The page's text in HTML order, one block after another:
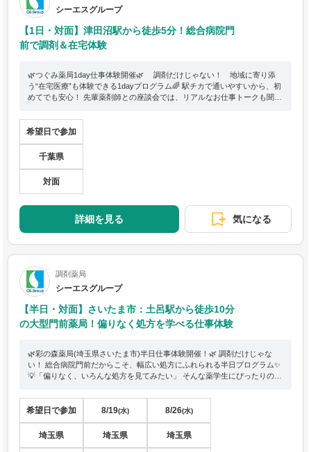
シーエスグループ
【1日・対面】津田沼駅から徒歩5分！総合病院門
前で調剤＆在宅体験
🌿つぐみ薬局1day仕事体験開催🌿 調剤だけじゃない！ 地域に寄り添
う“在宅医療”も体験できる1dayプログラム🌈 駅チカで通いやすいから、初
めてでも安心！ 先輩薬剤師との座談会では、リアルなお仕事トークも聞け
なる場合があります。）
希望日で参加
千葉県
対面
詳細を見る 気になる
調剤薬局
シーエスグループ
【半日・対面】さいたま市：土呂駅から徒歩10分
の大型門前薬局！偏りなく処方を学べる仕事体験
🌿彩の森薬局(埼玉県さいたま市)半日仕事体験開催！🌿 調剤だけじゃな
い！ 総合病院門前だからこそ、幅広い処方にふれられる半日プログラム✨
💡「偏りなく、いろんな処方を見てみたい」 そんな薬学生にぴったりの体
ろん、就活・実習・キャリアのリアルな話も聞けちゃいます。 調剤・チー
ム医療など、薬局の“今”を体感！ 未来の薬剤師像がきっと見えてくる。
希望日で参加
埼玉県
8/19(水)
埼玉県
8/26(水)
埼玉県